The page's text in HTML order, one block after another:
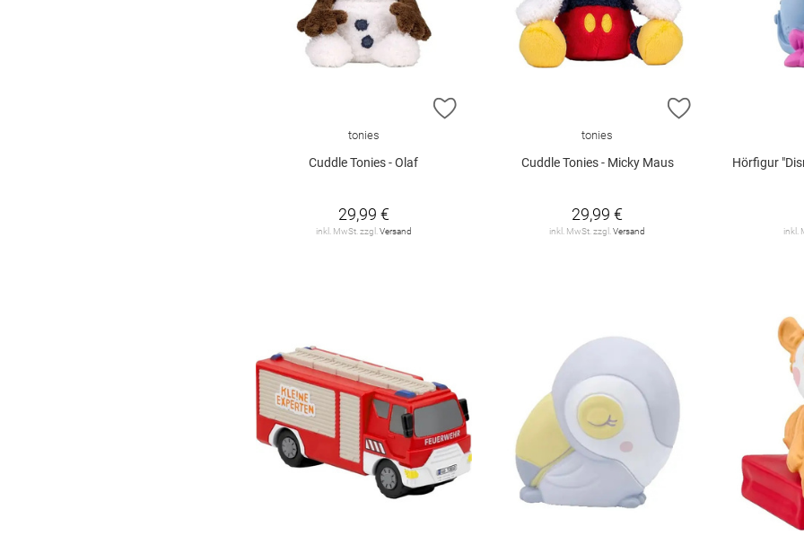
ZUR WUNSCHLISTE HINZUFÜGEN
tonies
Cuddle Tonies - Olaf
29,99 €
inkl. MwSt. zzgl. Versand
ZUR
tonies
Cuddle Tonies - Micky Maus
29,99 €
inkl. MwSt. zzgl.Versand
Hörfigur
inkl.